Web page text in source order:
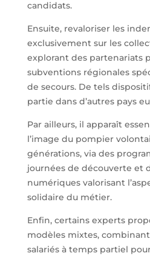
candidats.
Ensuite, revaloriser les
exclusivement sur les
explorant des partenariats
subventions régionales
de secours. De tels
partie dans d’autres pays
Par ailleurs, il apparaît
l’image du pompier
générations, via des
journées de découverte et
numériques valorisant
solidaire du métier.
Enfin, certains experts
modèles mixtes,
salariés à temps partiel